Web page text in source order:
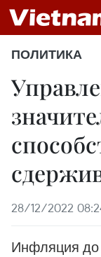
ПОЛИТИКА
28/12/2022
Инфляция до